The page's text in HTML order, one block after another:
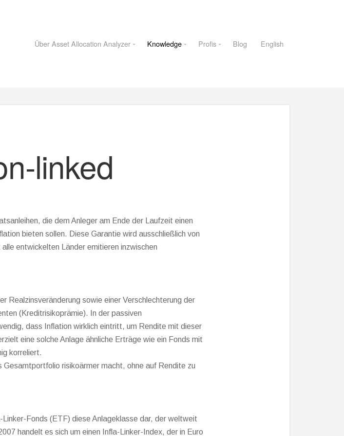
Über Asset Allocation Analyzer Knowledge Profis Blog English
linked
die dem Anleger am Ende der Laufzeit einen
bieten sollen. Diese Garantie wird ausschließlich von
entwickelten Länder emitieren inzwischen
Realzinsveränderung sowie einer Verschlechterung der
(Kreditrisikoprämie). In der passiven
dass Inflation wirklich eintritt, um Rendite mit dieser
eine solche Anlage ähnliche Erträge wie ein Fonds mit
korreliert.
risikoärmer macht, ohne auf Rendite zu
Fonds (ETF) diese Anlageklasse dar, der weltweit
handelt es sich um einen Infla-Linker-Index, der in Euro